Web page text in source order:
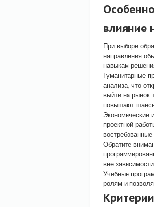
влияние
При выборе
направления
навыкам
Гуманитарные
анализа, что
выйти на рынок
повышают
Экономические
проектной
Обратите
вне
Учебные
ролям и